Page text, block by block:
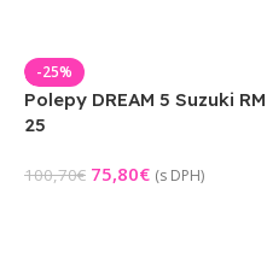
-25%
Polepy DREAM 5 Suzuki
25
100,70€ 75,80€ (s DPH)